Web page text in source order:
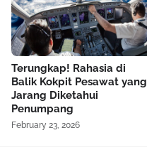
Terungkap! Rahasia di
Balik Kokpit Pesawat yang
Jarang Diketahui
Penumpang
February 23, 2026